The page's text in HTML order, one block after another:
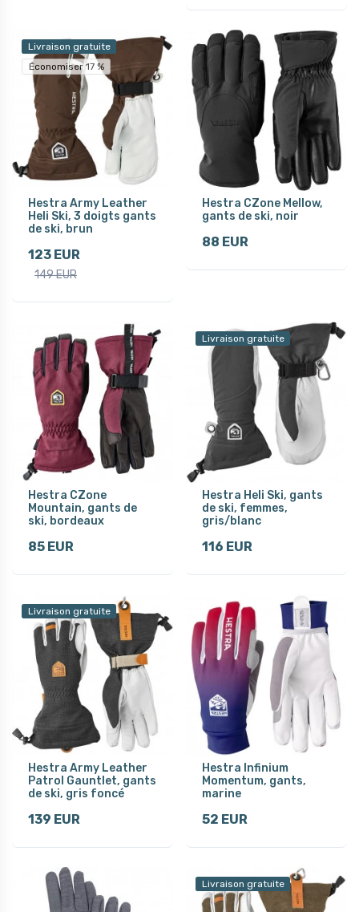
Livraison gratuite
Économiser 17 %
Hestra Army Leather
Heli Ski, 3 doigts gants
de ski, brun
123 EUR
149 EUR
Hestra CZone Mellow,
gants de ski, noir
88 EUR
Hestra CZone
Mountain, gants de
ski, bordeaux
85 EUR
Livraison gratuite
Hestra Heli Ski, gants
de ski, femmes,
gris/blanc
116 EUR
Livraison gratuite
Hestra Army Leather
Patrol Gauntlet, gants
de ski, gris foncé
139 EUR
Hestra Infinium
Momentum, gants,
marine
52 EUR
Livraison gratuite